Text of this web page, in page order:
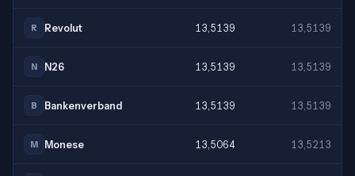
R Revolut 13,5139 13,5139
N N26 13,5139 13,5139
B Bankenverband 13,5139 13,5139
M Monese 13,5064 13,5213